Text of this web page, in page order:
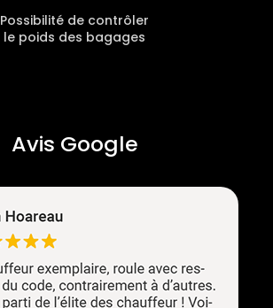
Possibilité de contrôler
le poids des bagages
Avis Google